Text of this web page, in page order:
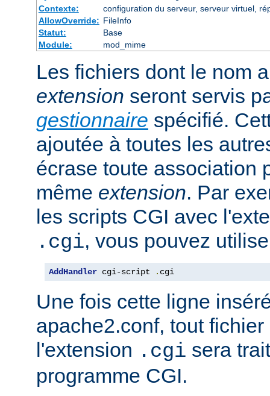
Contexte:
configuration du serveur, serveur virtuel,
AllowOverride: FileInfo
Statut:
Base
Module:
mod_mime
Les fichiers dont le nom
extension seront servis
gestionnaire spécifié.
ajoutée à toutes les
écrase toute association
même extension. Par
les scripts CGI avec
.cgi, vous pouvez
AddHandler cgi-script . cgi
Une fois cette ligne
apache2.conf, tout
l'extension .cgi sera
programme CGI.